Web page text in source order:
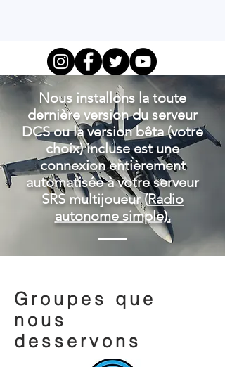
Nous installons la toute
dernière version du serveur
DCS ou la version bêta (votre
choix) incluse est une
connexion entièrement
automatisée à votre serveur
SRS multijoueur (Radio
autonome simple).
Groupes que
nous
desservons